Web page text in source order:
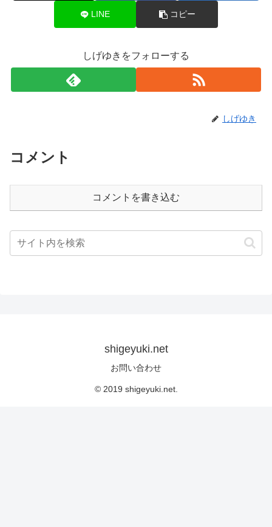
LINE コピー
しげゆきをフォローする
しげゆき
コメント
コメントを書き込む
shigeyuki.net
お問い合わせ
© 2019 shigeyuki.net.